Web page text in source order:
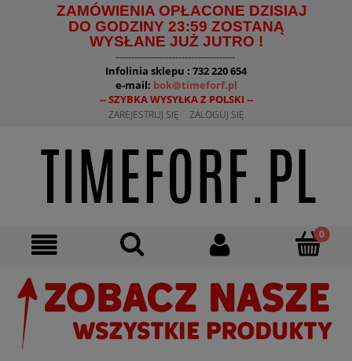
ZAMÓWIENIA OPŁACONE DZISIAJ
DO GODZINY 23:59 ZOSTANĄ
WYSŁANE JUŻ JUTRO !
--------------------------------------
Infolinia sklepu : 732 220 654
e-mail: bok@timeforf.pl
-- SZYBKA WYSYŁKA Z POLSKI --
ZAREJESTRUJ SIĘ ZALOGUJ SIĘ